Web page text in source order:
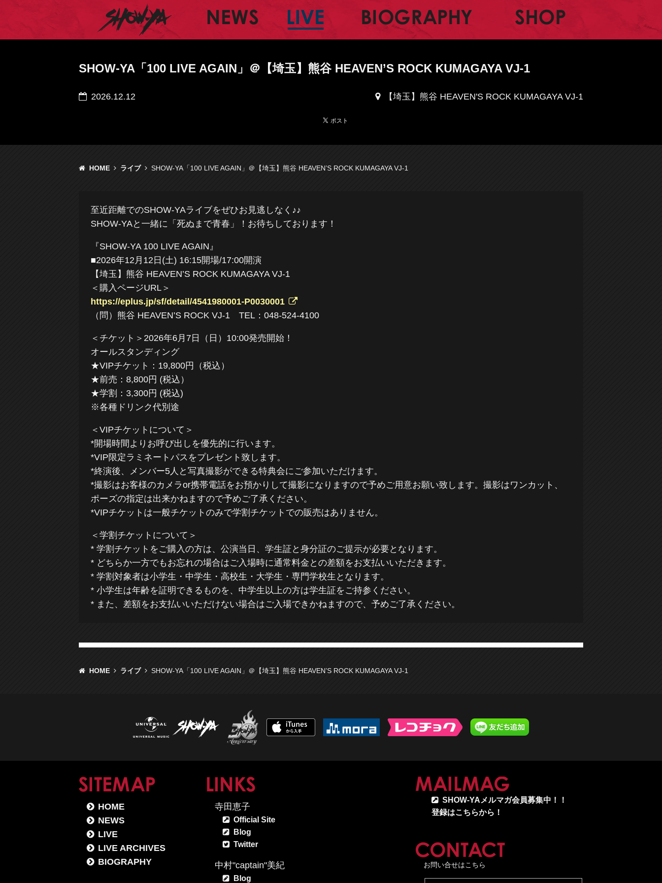
BIOGRAPHY
SHOW-YA「100 LIVE AGAIN」＠【埼玉】熊谷 HEAVEN’S ROCK KUMAGAYA VJ-1
2026.12.12 【埼玉】熊谷 HEAVEN'S ROCK KUMAGAYA VJ-1
HOME ライブ SHOW-YA「100 LIVE AGAIN」＠【埼玉】熊谷 HEAVEN’S ROCK KUMAGAYA VJ-1
至近距離でのSHOW-YAライブをぜひお見逃しなく♪♪
SHOW-YAと一緒に「死ぬまで青春」！お待ちしております！
『SHOW-YA 100 LIVE AGAIN』
■2026年12月12日(土) 16:15開場/17:00開演
【埼玉】熊谷 HEAVEN’S ROCK KUMAGAYA VJ-1
＜購入ページURL＞
https://eplus.jp/sf/detail/4541980001-P0030001
（問）熊谷 HEAVEN’S ROCK VJ-1 TEL：048-524-4100
＜チケット＞2026年6月7日（日）10:00発売開始！
オールスタンディング
★VIPチケット：19,800円（税込）
★前売：8,800円 (税込）
★学割：3,300円 (税込)
※各種ドリンク代別途
＜VIPチケットについて＞
*開場時間よりお呼び出しを優先的に行います。
*VIP限定ラミネートパスをプレゼント致します。
*終演後、メンバー5人と写真撮影ができる特典会にご参加いただけます。
*撮影はお客様のカメラor携帯電話をお預かりして撮影になりますので予めご用意お願い致します。撮影はワンカット、
ポーズの指定は出来かねますので予めご了承ください。
*VIPチケットは一般チケットのみで学割チケットでの販売はありません。
＜学割チケットについて＞
* 学割チケットをご購入の方は、公演当日、学生証と身分証のご提示が必要となります。
* どちらか一方でもお忘れの場合はご入場時に通常料金との差額をお支払いいただきます。
* 学割対象者は小学生・中学生・高校生・大学生・専門学校生となります。
* 小学生は年齢を証明できるものを、中学生以上の方は学生証をご持参ください。
* また、差額をお支払いいただけない場合はご入場できかねますので、予めご了承ください。
HOME ライブ SHOW-YA「100 LIVE AGAIN」＠【埼玉】熊谷 HEAVEN’S ROCK KUMAGAYA VJ-1
SITEMAP
HOME
NEWS
LIVE
LIVE ARCHIVES
BIOGRAPHY
LINKS
寺田恵子
Official Site
Blog
Twitter
中村"captain"美紀
Blog
SHOW-YAメルマガ会員募集中！！
登録はこちらから！
お問い合せはこちら